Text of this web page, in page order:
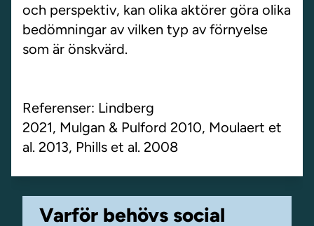
och perspektiv, kan olika aktörer göra olika
bedömningar av vilken typ av förnyelse
som är önskvärd.
Referenser: Lindberg
2021, Mulgan & Pulford 2010, Moulaert et
al. 2013, Phills et al. 2008
Varför behövs social